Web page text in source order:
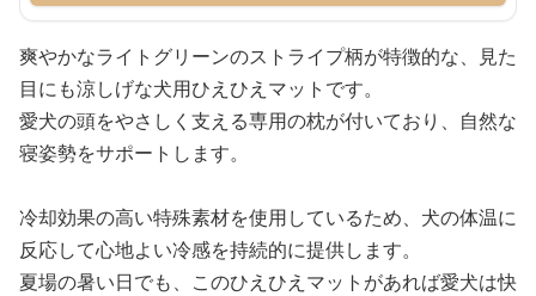
爽やかなライトグリーンのストライプ柄が特徴的な、見た
目にも涼しげな犬用ひえひえマットです。
愛犬の頭をやさしく支える専用の枕が付いており、自然な
寝姿勢をサポートします。
冷却効果の高い特殊素材を使用しているため、犬の体温に
反応して心地よい冷感を持続的に提供します。
夏場の暑い日でも、このひえひえマットがあれば愛犬は快